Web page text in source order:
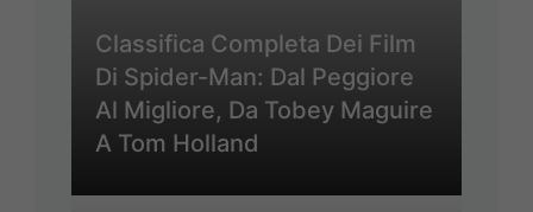
Classifica Completa Dei Film
Di Spider-Man: Dal Peggiore
Al Migliore, Da Tobey Maguire
A Tom Holland